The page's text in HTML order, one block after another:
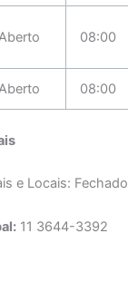
08:00
08:00
e Locais: Fechado
11 3644-3392